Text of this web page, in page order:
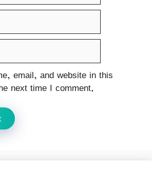
email, and website in this
next time I comment.